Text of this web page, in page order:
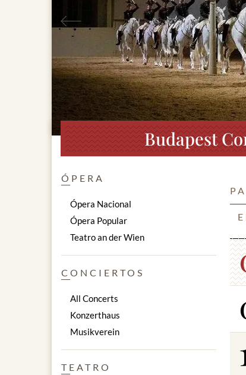
Anterior
Budapest
ÓPERA
Ópera Nacional
Ópera Popular
Teatro an der Wien
CONCIERTOS
All Concerts
Konzerthaus
Musikverein
TEATRO